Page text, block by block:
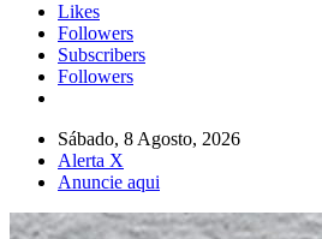
Likes
Followers
Subscribers
Followers
Sábado, 8 Agosto, 2026
Alerta X
Anuncie aqui